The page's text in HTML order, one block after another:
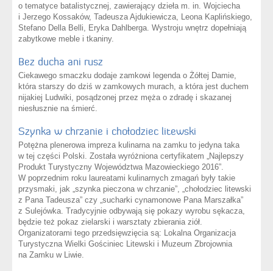
o tematyce batalistycznej, zawierający dzieła m. in. Wojciecha
i Jerzego Kossaków, Tadeusza Ajdukiewicza, Leona Kaplińskiego,
Stefano Della Belli, Eryka Dahlberga. Wystroju wnętrz dopełniają
zabytkowe meble i tkaniny.
Bez ducha ani rusz
Ciekawego smaczku dodaje zamkowi legenda o Żółtej Damie,
która starszy do dziś w zamkowych murach, a która jest duchem
nijakiej Ludwiki, posądzonej przez męża o zdradę i skazanej
niesłusznie na śmierć.
Szynka w chrzanie i chołodziec litewski
Potężna plenerowa impreza kulinarna na zamku to jedyna taka
w tej części Polski. Została wyróżniona certyfikatem „Najlepszy
Produkt Turystyczny Województwa Mazowieckiego 2016”.
W poprzednim roku laureatami kulinarnych zmagań były takie
przysmaki, jak „szynka pieczona w chrzanie”, „chołodziec litewski
z Pana Tadeusza” czy „sucharki cynamonowe Pana Marszałka”
z Sulejówka. Tradycyjnie odbywają się pokazy wyrobu sękacza,
będzie też pokaz zielarski i warsztaty zbierania ziół.
Organizatorami tego przedsięwzięcia są: Lokalna Organizacja
Turystyczna Wielki Gościniec Litewski i Muzeum Zbrojownia
na Zamku w Liwie.